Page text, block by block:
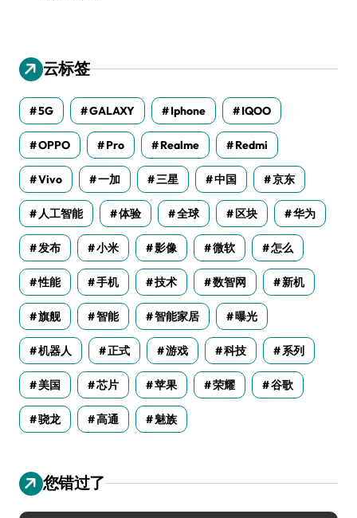
云标签
5G GALAXY Iphone IQOO
OPPO Pro Realme Redmi
Vivo 一加 三星 中国 京东
人工智能 体验 全球 区块 华为
发布 小米 影像 微软 怎么
性能 手机 技术 数智网 新机
旗舰 智能 智能家居 曝光
机器人 正式 游戏 科技 系列
美国 芯片 苹果 荣耀 谷歌
骁龙 高通 魅族
您错过了